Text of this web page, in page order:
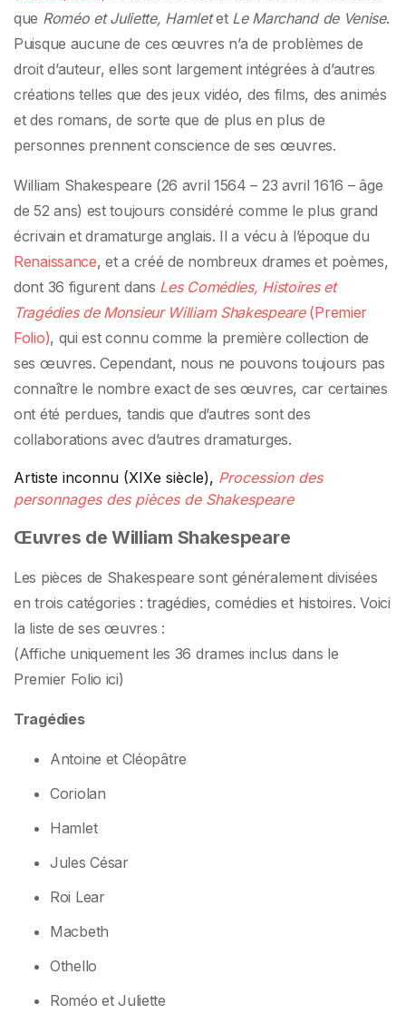
que Roméo et Juliette, Hamletet Le Marchand de Venise.
Puisque aucune de ces œuvres n’a de problèmes de
droit d’auteur, elles sont largement intégrées à d’autres
créations telles que des jeux vidéo, des films, des animés
et des romans, de sorte que de plus en plus de
personnes prennent conscience de ses œuvres.
William Shakespeare (26 avril 1564 – 23 avril 1616 – âge
de 52 ans) est toujours considéré comme le plus grand
écrivain et dramaturge anglais. Il a vécu à l’époque du
Renaissance, et a créé de nombreux drames et poèmes,
dont 36 figurent dans Les Comédies, Histoires et
Tragédies de Monsieur William Shakespeare(Premier
Folio), qui est connu comme la première collection de
ses œuvres. Cependant, nous ne pouvons toujours pas
connaître le nombre exact de ses œuvres, car certaines
ont été perdues, tandis que d’autres sont des
collaborations avec d’autres dramaturges.
Artiste inconnu (XIXe siècle), Procession des
personnages des pièces de Shakespeare
Œuvres de William Shakespeare
Les pièces de Shakespeare sont généralement divisées
en trois catégories : tragédies, comédies et histoires. Voici
la liste de ses œuvres :
(Affiche uniquement les 36 drames inclus dans le
Premier Folio ici)
Tragédies
Antoine et Cléopâtre
Coriolan
Hamlet
Jules César
Roi Lear
Macbeth
Othello
Roméo et Juliette